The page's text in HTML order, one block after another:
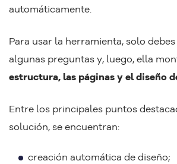
automáticamente.
Para usar la herramienta, solo
algunas preguntas y, luego, ella
estructura, las páginas y el diseño
Entre los principales puntos
solución, se encuentran:
creación automática de diseño;